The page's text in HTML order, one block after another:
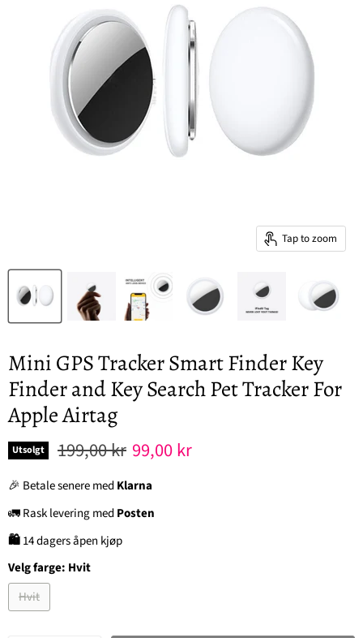
Tap to zoom
Mini GPS Tracker Smart Finder Key
Finder and Key Search Pet Tracker For
Apple Airtag
Utsolgt Original pris
199,00 kr Nåværende pris
99,00 kr
🎉 Betale senere medKlarna
🚛 Rask levering medPosten
🛍14 dagers åpen kjøp
Velg farge: Hvit
Hvit